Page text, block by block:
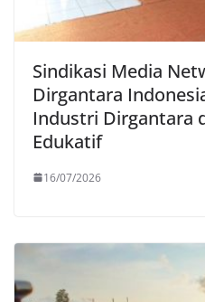
Sindikasi Media
Dirgantara
Industri Dirgantara
Edukatif
16/07/2026